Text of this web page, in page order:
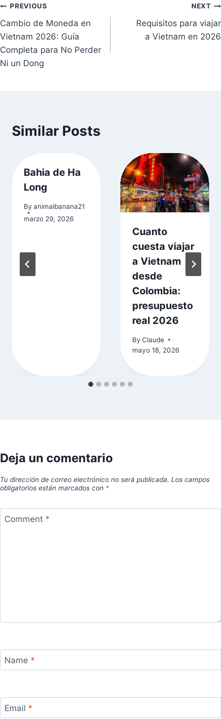
Navegación
de
entradas
PREVIOUS
Cambio de Moneda en
Vietnam 2026: Guía
Completa para No Perder
Ni un Dong
NEXT
Requisitos para viajar
a Vietnam en 2026
Similar Posts
Bahia de Ha
Long
By animalbanana21
marzo 29, 2026
Cuanto
cuesta viajar
a Vietnam
desde
Colombia:
presupuesto
real 2026
By Claude
mayo 18, 2026
Deja un comentario
Tu dirección de correo electrónico no será publicada. Los campos
obligatorios están marcados con *
Comment *
Name *
Email *